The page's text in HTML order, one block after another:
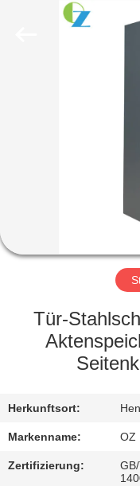
PRODUKTE
FABRIK-
SIE
MIT
UNS
Tür-
Herkunftsort:
Markenname: OZ
Zertifizierung: